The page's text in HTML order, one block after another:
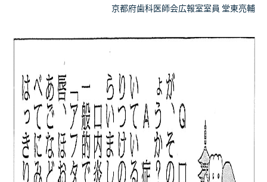
京都府歯科医師会広報室室員 堂東亮輔